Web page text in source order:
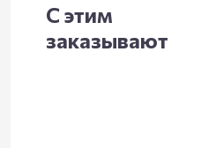
С этим
заказывают